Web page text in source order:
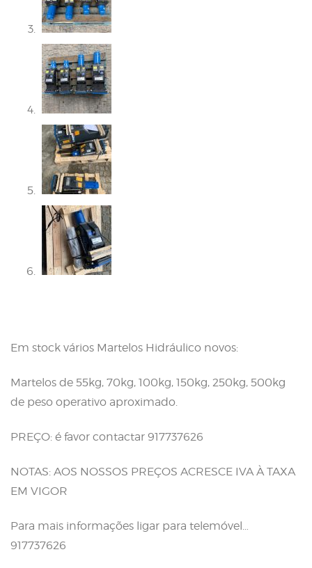
Em stock vários Martelos Hidráulico novos:
Martelos de 55kg, 70kg, 100kg, 150kg, 250kg, 500kg
de peso operativo aproximado.
PREÇO: é favor contactar 917737626
NOTAS: AOS NOSSOS PREÇOS ACRESCE IVA À TAXA
EM VIGOR
Para mais informações ligar para telemóvel…
917737626